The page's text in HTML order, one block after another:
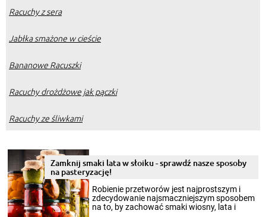
Racuchy z sera
Jabłka smażone w cieście
Bananowe Racuszki
Racuchy drożdżowe jak pączki
Racuchy ze śliwkami
Zamknij smaki lata w słoiku - sprawdź nasze sposoby
na pasteryzację!
Robienie przetworów jest najprostszym i
zdecydowanie najsmaczniejszym sposobem
na to, by zachować smaki wiosny, lata i